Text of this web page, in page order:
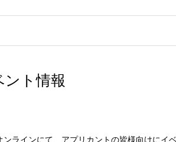
ント情報
ラインにて、アプリカントの皆様向けにイ